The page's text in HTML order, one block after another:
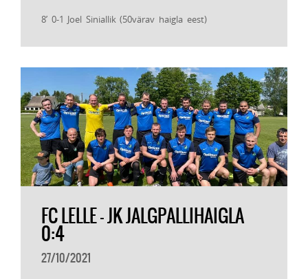
8’ 0-1 Joel Siniallik (50värav haigla eest)
FC LELLE – JK JALGPALLIHAIGLA
0:4
27/10/2021